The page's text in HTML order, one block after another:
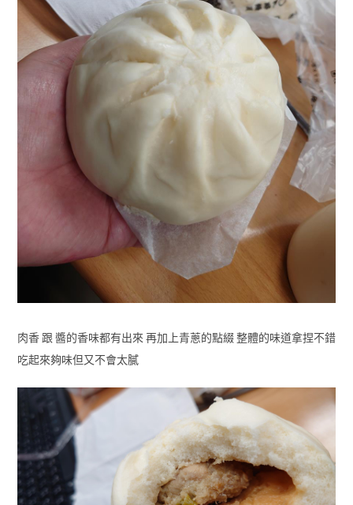
肉香 跟 醬的香味都有出來 再加上青蔥的點綴 整體的味道拿捏不錯
吃起來夠味但又不會太膩